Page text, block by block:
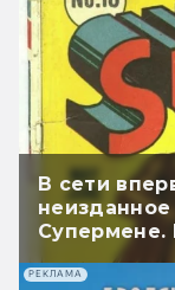
В сети
Супермене.
РЕКЛАМА